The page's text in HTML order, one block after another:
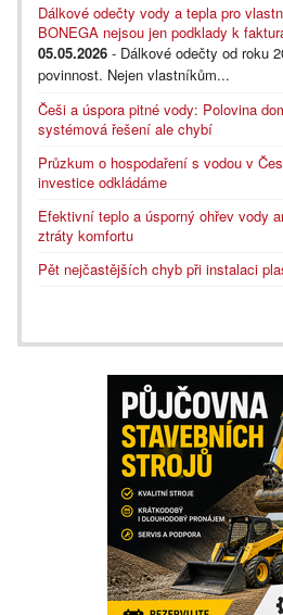
Dálkové odečty vody a tepla pro
BONEGA nejsou jen podklady k
05.05.2026 - Dálkové odečty od roku
povinnost. Nejen vlastníkům...
Češi a úspora pitné vody: Polovina
systémová řešení ale chybí
Průzkum o hospodaření s vodou v
investice odkládáme
Efektivní teplo a úsporný ohřev vody
ztráty komfortu
Pět nejčastějších chyb při instalaci